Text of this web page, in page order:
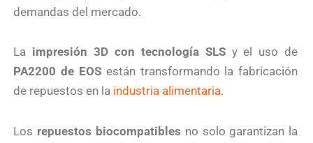
demandas del mercado.
La impresión 3D con tecnología SLSy el uso de
PA2200 de EOSestán transformando la fabricación
de repuestos en la industria alimentaria.
Los repuestos biocompatibles no solo garantizan la